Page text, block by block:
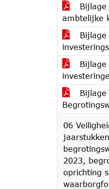
Bijlage
ambtelijke
Bijlage
Bijlage
Bijlage
06
2023,
oprichting